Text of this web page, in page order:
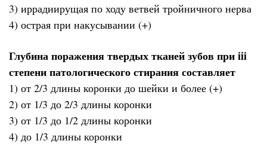
3) иррадиирущая по ходу ветвей тройничного нерва
4) острая при накусывании (+)
Глубина поражения твердых тканей зубов при iii
степени патологического стирания составляет
1) от 2/3 длины коронки до шейки и более (+)
2) от 1/3 до 2/3 длины коронки
3) от 1/3 до 1/2 длины коронки
4) до 1/3 длины коронки